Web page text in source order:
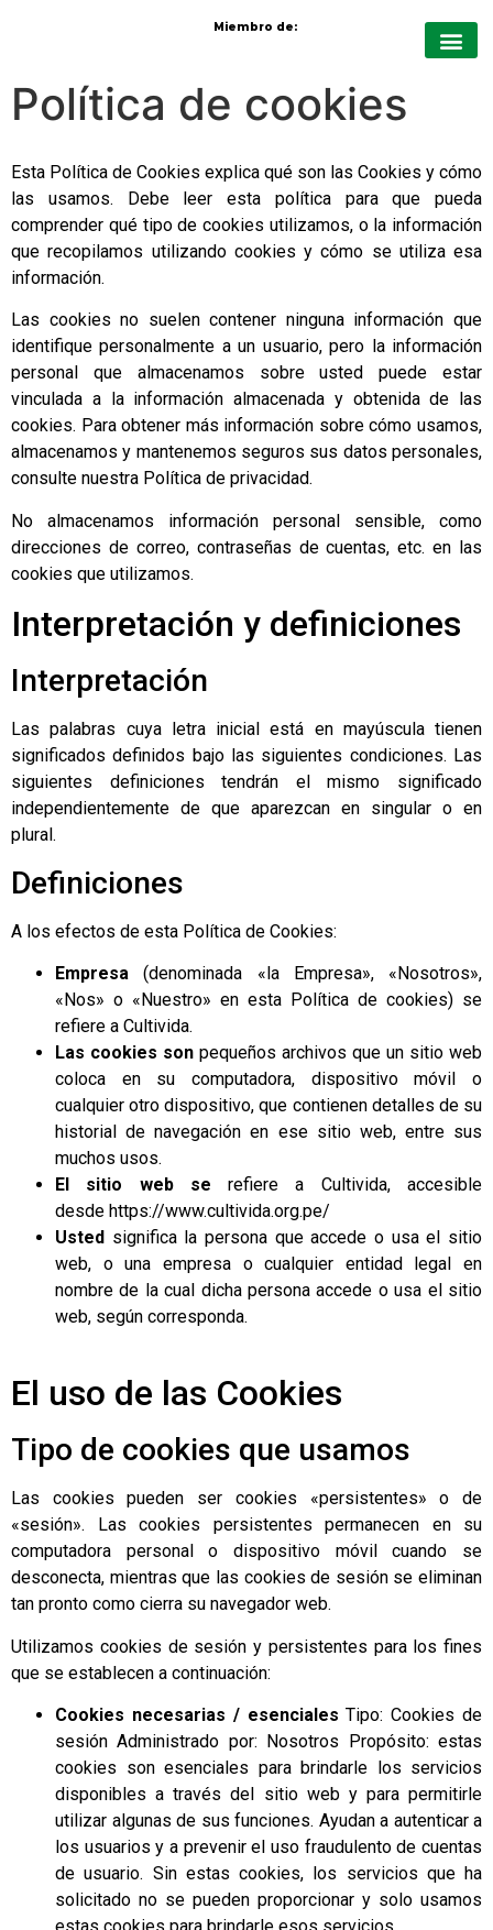
Miembro de:
Política de cookies
Esta Política de Cookies explica qué son las Cookies y cómo
las usamos. Debe leer esta política para que pueda
comprender qué tipo de cookies utilizamos, o la información
que recopilamos utilizando cookies y cómo se utiliza esa
información.
Las cookies no suelen contener ninguna información que
identifique personalmente a un usuario, pero la información
personal que almacenamos sobre usted puede estar
vinculada a la información almacenada y obtenida de las
cookies. Para obtener más información sobre cómo usamos,
almacenamos y mantenemos seguros sus datos personales,
consulte nuestra Política de privacidad.
No almacenamos información personal sensible, como
direcciones de correo, contraseñas de cuentas, etc. en las
cookies que utilizamos.
Interpretación y definiciones
Interpretación
Las palabras cuya letra inicial está en mayúscula tienen
significados definidos bajo las siguientes condiciones. Las
siguientes definiciones tendrán el mismo significado
independientemente de que aparezcan en singular o en
plural.
Definiciones
A los efectos de esta Política de Cookies:
Empresa (denominada «la Empresa», «Nosotros»,
«Nos» o «Nuestro» en esta Política de cookies) se
refiere a Cultivida.
Las cookies son pequeños archivos que un sitio web
coloca en su computadora, dispositivo móvil o
cualquier otro dispositivo, que contienen detalles de su
historial de navegación en ese sitio web, entre sus
muchos usos.
El sitio web se refiere a Cultivida, accesible
desde https://www.cultivida.org.pe/
Usted significa la persona que accede o usa el sitio
web, o una empresa o cualquier entidad legal en
nombre de la cual dicha persona accede o usa el sitio
web, según corresponda.
El uso de las Cookies
Tipo de cookies que usamos
Las cookies pueden ser cookies «persistentes» o de
«sesión». Las cookies persistentes permanecen en su
computadora personal o dispositivo móvil cuando se
desconecta, mientras que las cookies de sesión se eliminan
tan pronto como cierra su navegador web.
Utilizamos cookies de sesión y persistentes para los fines
que se establecen a continuación:
Cookies necesarias / esencialesTipo: Cookies de
sesión Administrado por: Nosotros Propósito: estas
cookies son esenciales para brindarle los servicios
disponibles a través del sitio web y para permitirle
utilizar algunas de sus funciones. Ayudan a autenticar a
los usuarios y a prevenir el uso fraudulento de cuentas
de usuario. Sin estas cookies, los servicios que ha
solicitado no se pueden proporcionar y solo usamos